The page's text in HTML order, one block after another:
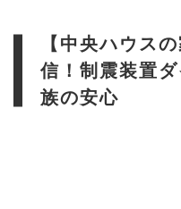
【中央ハウス
信！制震装置
族の安心